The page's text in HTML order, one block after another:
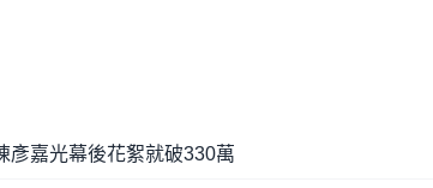
彥嘉光幕後花絮就破330萬